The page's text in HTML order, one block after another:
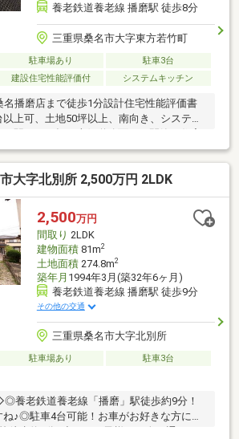
養老鉄道養老線 播磨駅 徒歩8分
三重県桑名市大字東方若竹町
駐車場あり
駐車3台
建設住宅性能評価付 システムキッチン
播磨店まで徒歩1分設計住宅性能評価書
以上可、土地50坪以上、南向き、システム
、駅まで平坦、南側道路面す、閑静な住宅
、和室、整形地、庭、対面式キッチン、
南面バルコニー、ウォークインクローゼ
、隣家との間隔が大きい
大字北別所 2,500万円 2LDK
2,500万円
間取り 2LDK
建物面積81m2
土地面積274.8m2
築年月 1994年3月(築32年6ヶ月)
養老鉄道養老線 播磨駅 徒歩9分
その他の交通
三重県桑名市大字北別所
駐車場あり
駐車3台
老鉄道養老線「播磨」駅徒歩約9分！
♪◎駐車4台可能！お車がお好きな方にも